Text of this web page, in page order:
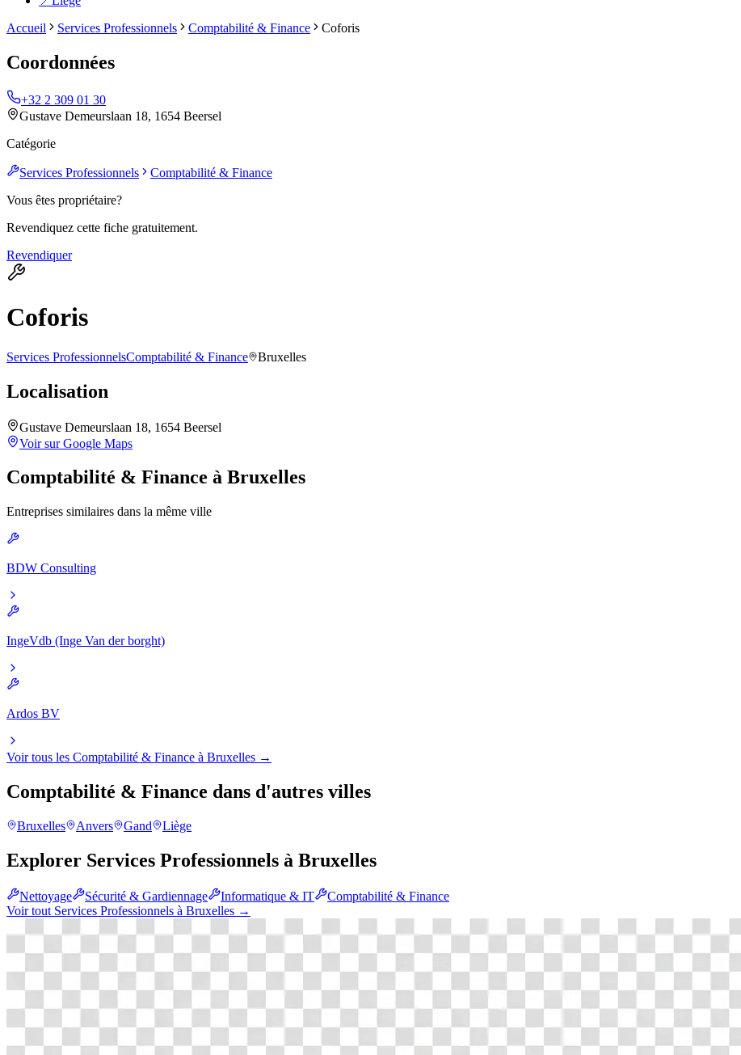
Accueil
Services Professionnels Comptabilité & Finance Coforis
Coordonnées
+32 2 309 01 30
Gustave Demeurslaan 18, 1654 Beersel
Catégorie
Services Professionnels
Comptabilité & Finance
Vous êtes propriétaire?
Revendiquez cette fiche gratuitement.
Revendiquer
Coforis
Services ProfessionnelsComptabilité & Finance Bruxelles
Localisation
Gustave Demeurslaan 18, 1654 Beersel
Voir sur Google Maps
Comptabilité & Finance à Bruxelles
Entreprises similaires dans la même ville
BDW Consulting
IngeVdb (Inge Van der borght)
Ardos BV
Voir tous les Comptabilité & Finance à Bruxelles →
Comptabilité & Finance dans d'autres villes
Bruxelles Anvers Gand Liège
Explorer Services Professionnels à Bruxelles
Nettoyage Sécurité & Gardiennage Informatique & IT
Comptabilité & Finance
Voir tout Services Professionnels à Bruxelles →